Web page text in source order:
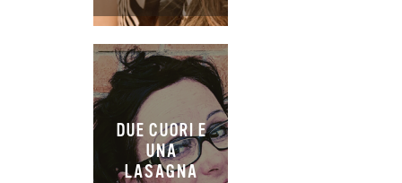
DUE CUORI E
UNA
LASAGNA